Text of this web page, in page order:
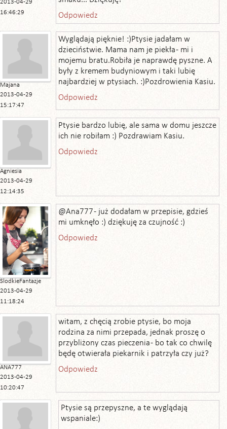
2013-04-29
16:46:29
Odpowiedz
Majana
2013-04-29
15:17:47
Wyglądają pięknie! :)Ptysie jadałam w
dzieciństwie. Mama nam je piekła - mi i
mojemu bratu.Robiła je naprawdę pyszne. A
były z kremem budyniowym i taki lubię
najbardziej w ptysiach. :)Pozdrowienia Kasiu.
Odpowiedz
Agniesia
2013-04-29
12:14:35
Ptysie bardzo lubię, ale sama w domu jeszcze
ich nie robiłam :) Pozdrawiam Kasiu.
Odpowiedz
SlodkieFantazje
2013-04-29
11:18:24
@Ana777 - już dodałam w przepisie, gdzieś
mi umknęło :) dziękuję za czujność :)
Odpowiedz
ANA777
2013-04-29
10:20:47
witam, z chęcią zrobie ptysie, bo moja
rodzina za nimi przepada, jednak proszę o
przybliżony czas pieczenia - bo tak co chwilę
będę otwierała piekarnik i patrzyła czy już?
Odpowiedz
Ptysie są przepyszne, a te wyglądają
wspaniale:)